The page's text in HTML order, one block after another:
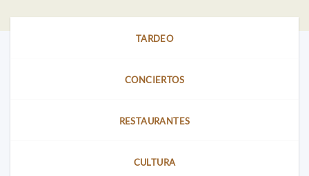
TARDEO
CONCIERTOS
RESTAURANTES
CULTURA